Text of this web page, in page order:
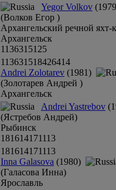
Yegor Volkov
(Волков Егор )
Архангельский речной яхт-
Архангельск
1136315125
113631518426414
Andrei Zolotarev (1981)
(Золотарев Андрей )
Архангельск
Andrei Yastrebov
(Ястребов Андрей)
Рыбинск
181614171113
181614171113
Inna Galasova (1980)
(Галасова Инна)
Ярославль